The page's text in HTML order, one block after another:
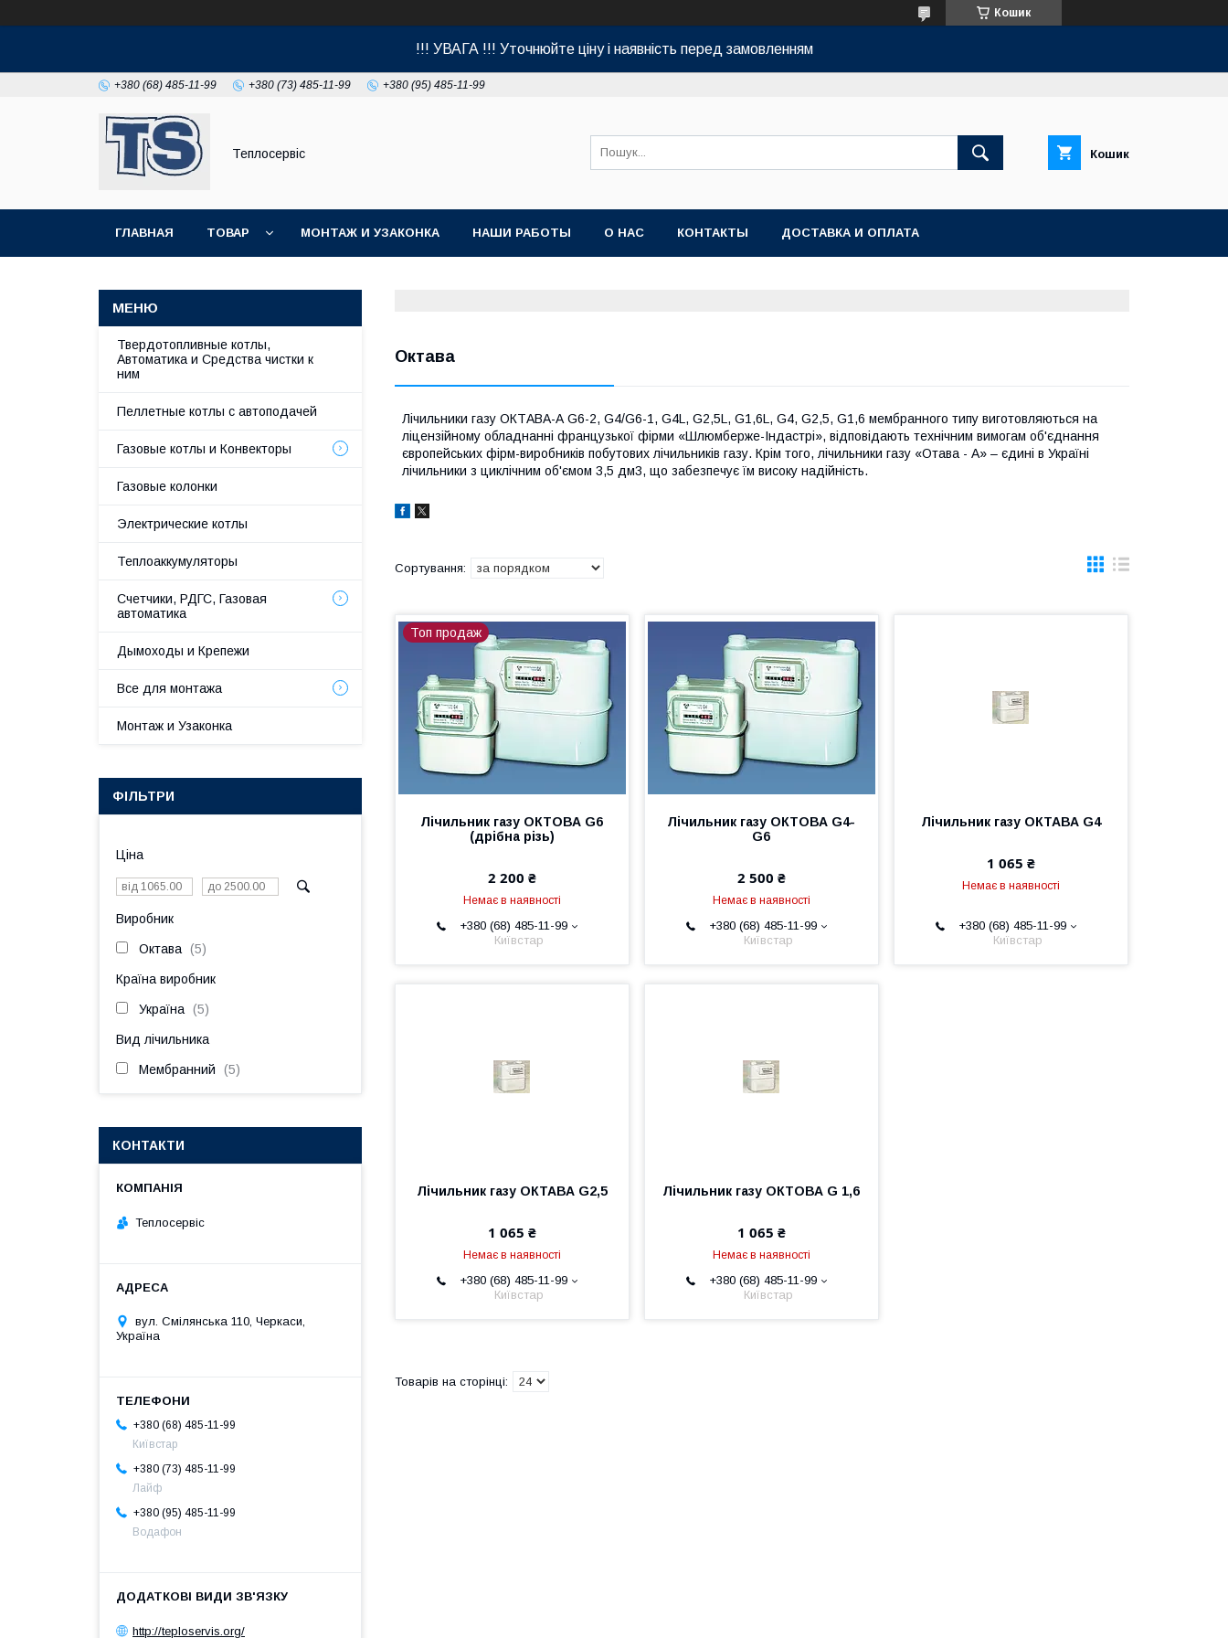
Кошик
!!! УВАГА !!! Уточнюйте ціну і наявність перед замовленням
+380 (68) 485-11-99 +380 (73) 485-11-99 +380 (95) 485-11-99
Теплосервіс Кошик
ГЛАВНАЯ ТОВАР МОНТАЖ И УЗАКОНКА НАШИ РАБОТЫ О НАС КОНТАКТЫ ДОСТАВКА И ОПЛАТА
Октава
Лічильники газу ОКТАВА-А G6-2, G4/G6-1, G4L, G2,5L, G1,6L, G4, G2,5, G1,6 мембранного типу виготовляються на
ліцензійному обладнанні французької фірми «Шлюмберже-Індастрі», відповідають технічним вимогам об'єднання
європейських фірм-виробників побутових лічильників газу. Крім того, лічильники газу «Отава - А» – єдині в Україні
лічильники з циклічним об'ємом 3,5 дм3, що забезпечує їм високу надійність.
Топ продаж
Лічильник газу ОКТОВА G6
(дрібна різь)
2 200 ₴
Немає в наявності
+380 (68) 485-11-99
Київстар
Лічильник газу ОКТОВА G4-
G6
2 500 ₴
Немає в наявності
+380 (68) 485-11-99
Київстар
Лічильник газу ОКТАВА G4
1 065 ₴
Немає в наявності
+380 (68) 485-11-99
Київстар
Лічильник газу ОКТАВА G2,5
1 065 ₴
Немає в наявності
+380 (68) 485-11-99
Київстар
Лічильник газу ОКТОВА G 1,6
1 065 ₴
Немає в наявності
+380 (68) 485-11-99
Київстар
Твердотопливные котлы,
Автоматика и Средства чистки к
ним
Пеллетные котлы с автоподачей
Газовые котлы и Конвекторы
Газовые колонки
Электрические котлы
Теплоаккумуляторы
Счетчики, РДГС, Газовая
автоматика
Дымоходы и Крепежи
Все для монтажа
Монтаж и Узаконка
ФІЛЬТРИ
Ціна
Виробник
Октава 5
Країна виробник
Україна 5
Вид лічильника
Мембранний 5
КОНТАКТИ
Теплосервіс
вул. Смілянська 110, Черкаси,
Україна
+380 (68) 485-11-99
Київстар
+380 (73) 485-11-99
Лайф
+380 (95) 485-11-99
Водафон
http://teploservis.org/